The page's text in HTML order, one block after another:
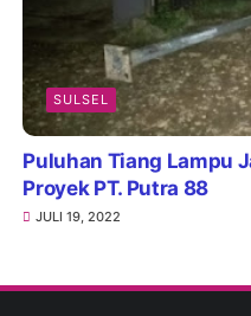
SULSEL
Puluhan Tiang Lampu
Proyek PT. Putra 88
JULI 19, 2022